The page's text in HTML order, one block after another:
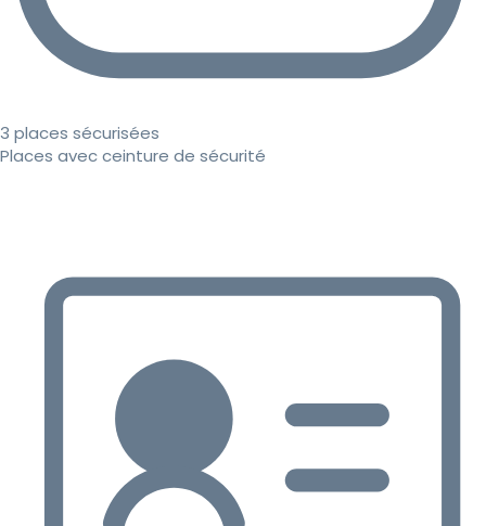
3 places sécurisées
Places avec ceinture de sécurité